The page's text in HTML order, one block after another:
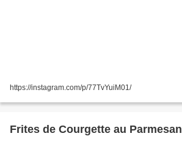
https://instagram.com/p/77TvYuiM01/
Frites de Courgette au Parmesan